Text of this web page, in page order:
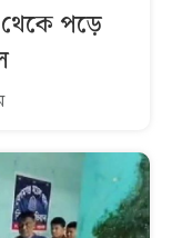
পড়ে